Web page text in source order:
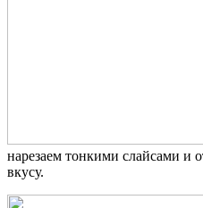
нарезаем тонкими слайсами и
вкусу.